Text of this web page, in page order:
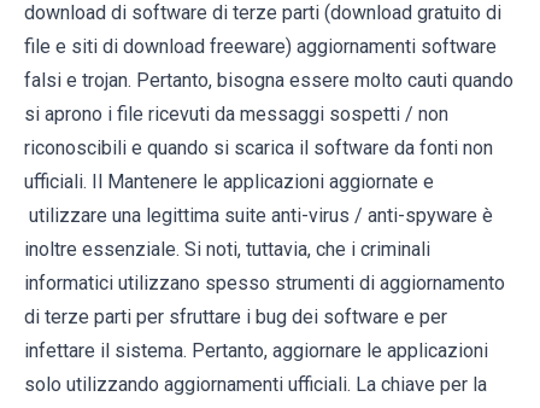
download di software di terze parti (download gratuito di
file e siti di download freeware) aggiornamenti software
falsi e trojan. Pertanto, bisogna essere molto cauti quando
si aprono i file ricevuti da messaggi sospetti / non
riconoscibili e quando si scarica il software da fonti non
ufficiali. Il Mantenere le applicazioni aggiornate e
utilizzare una legittima suite anti-virus / anti-spyware è
inoltre essenziale. Si noti, tuttavia, che i criminali
informatici utilizzano spesso strumenti di aggiornamento
di terze parti per sfruttare i bug dei software e per
infettare il sistema. Pertanto, aggiornare le applicazioni
solo utilizzando aggiornamenti ufficiali. La chiave per la